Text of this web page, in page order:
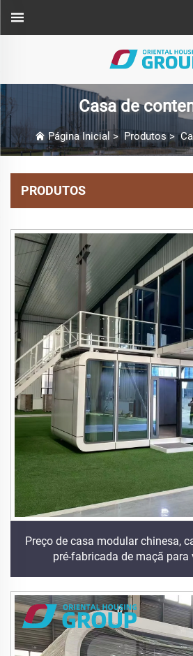
Casa de
Página Inicial > Produtos>
PRODUTOS
Preço de casa modular chinesa,
pré-fabricada de maçã para